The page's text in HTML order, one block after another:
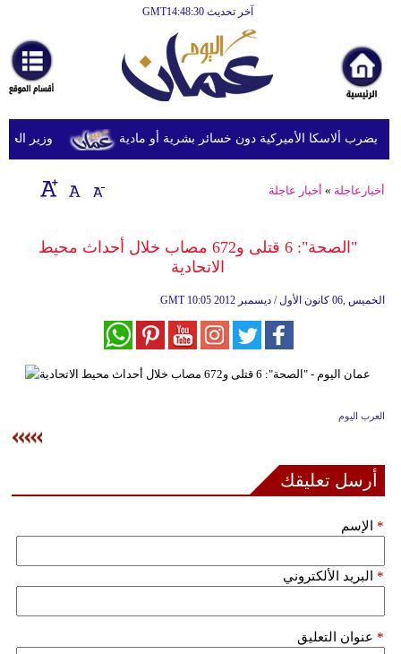
آخر تحديث GMT14:48:30
أخبارعاجلة
رياضة
ثقافة
إقتصاد
وموسيقى
سياحة
تعليم
علوم
وزير الخزانة
أخبارعاجلة » أخبار عاجلة
"الصحة": 6 قتلى و672 مصاب خلال أحداث محيط
الاتحادية
GMT 10:05 2012 الخميس ,06 كانون الأول / ديسمبر
العرب اليوم
أرسل تعليقك
الإسم *
البريد الألكتروني *
عنوان التعليق *